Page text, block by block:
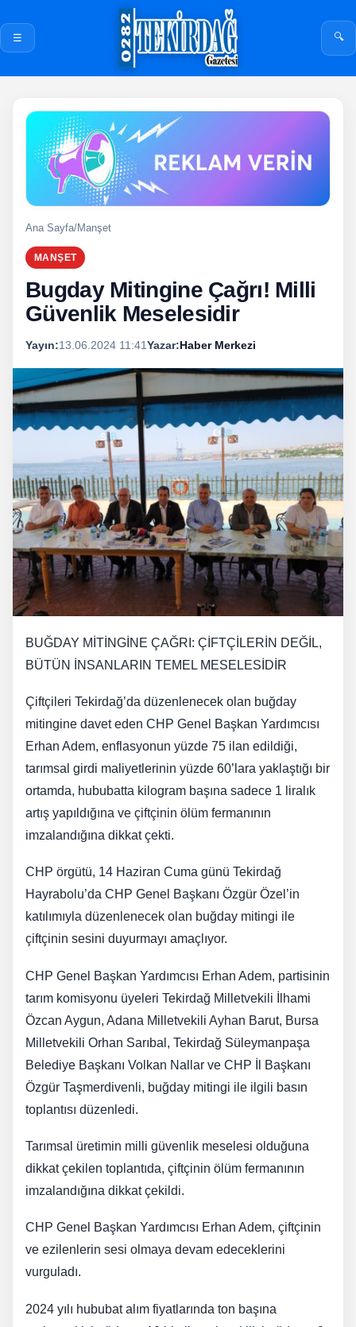
☰ 🔍
Ana Sayfa/Manşet
MANŞET
Bugday Mitingine Çağrı! Milli
Güvenlik Meselesidir
Yayın:13.06.2024 11:41Yazar:Haber Merkezi
BUĞDAY MİTİNGİNE ÇAĞRI: ÇİFTÇİLERİN DEĞİL,
BÜTÜN İNSANLARIN TEMEL MESELESİDİR
Çiftçileri Tekirdağ’da düzenlenecek olan buğday
mitingine davet eden CHP Genel Başkan Yardımcısı
Erhan Adem, enflasyonun yüzde 75 ilan edildiği,
tarımsal girdi maliyetlerinin yüzde 60’lara yaklaştığı bir
ortamda, hububatta kilogram başına sadece 1 liralık
artış yapıldığına ve çiftçinin ölüm fermanının
imzalandığına dikkat çekti.
CHP örgütü, 14 Haziran Cuma günü Tekirdağ
Hayrabolu’da CHP Genel Başkanı Özgür Özel’in
katılımıyla düzenlenecek olan buğday mitingi ile
çiftçinin sesini duyurmayı amaçlıyor.
CHP Genel Başkan Yardımcısı Erhan Adem, partisinin
tarım komisyonu üyeleri Tekirdağ Milletvekili İlhami
Özcan Aygun, Adana Milletvekili Ayhan Barut, Bursa
Milletvekili Orhan Sarıbal, Tekirdağ Süleymanpaşa
Belediye Başkanı Volkan Nallar ve CHP İl Başkanı
Özgür Taşmerdivenli, buğday mitingi ile ilgili basın
toplantısı düzenledi.
Tarımsal üretimin milli güvenlik meselesi olduğuna
dikkat çekilen toplantıda, çiftçinin ölüm fermanının
imzalandığına dikkat çekildi.
CHP Genel Başkan Yardımcısı Erhan Adem, çiftçinin
ve ezilenlerin sesi olmaya devam edeceklerini
vurguladı.
2024 yılı hububat alım fiyatlarında ton başına